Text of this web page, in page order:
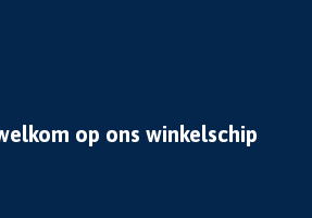
op ons winkelschip